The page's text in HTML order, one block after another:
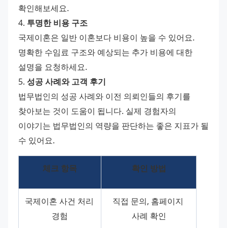
확인해보세요.
4. 투명한 비용 구조
국제이혼은 일반 이혼보다 비용이 높을 수 있어요.
명확한 수임료 구조와 예상되는 추가 비용에 대한
설명을 요청하세요.
5. 성공 사례와 고객 후기
법무법인의 성공 사례와 이전 의뢰인들의 후기를
찾아보는 것이 도움이 됩니다. 실제 경험자의
이야기는 법무법인의 역량을 판단하는 좋은 지표가 될
수 있어요.
체크 항목 확인 방법
국제이혼 사건 처리
경험
직접 문의, 홈페이지
사례 확인